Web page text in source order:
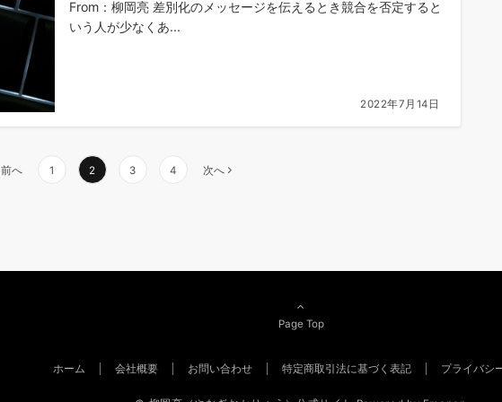
From：柳岡亮 差別化のメッセージを伝えるとき競合を否定すると
いう人が少なくあ...
2022年7月14日
前へ 1 2 3 4 次へ
Page Top
ホーム 会社概要 お問い合わせ 特定商取引法に基づく表記 プライバシ